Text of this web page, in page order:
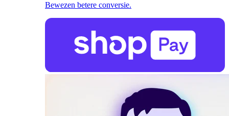
Bewezen betere conversie.